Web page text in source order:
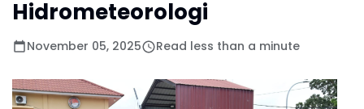
Hidrometeorologi
November 05, 2025 Read less than a minute